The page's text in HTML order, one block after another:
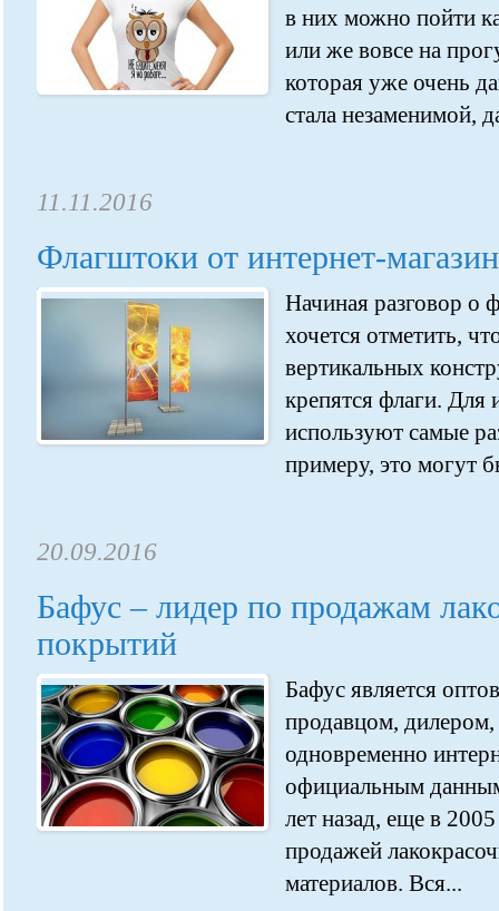
в них можно пойти
или же вовсе на
которая уже очень
стала незаменимой,
11.11.2016
Флагштоки от интернет-
Начиная разговор о
хочется отметить,
вертикальных
крепятся флаги. Для
используют самые
примеру, это могут
20.09.2016
Бафус – лидер по продажам
покрытий
Бафус является
продавцом,
одновременно
официальным
лет назад, еще в
продажей
материалов. Вся...